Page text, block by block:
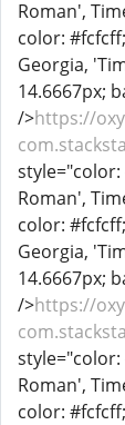
Roman',
color:
Georgia,
14.6667px;
/>https://
style="color:
Roman',
color:
Georgia,
14.6667px;
/>https://
style="color:
Roman',
color: